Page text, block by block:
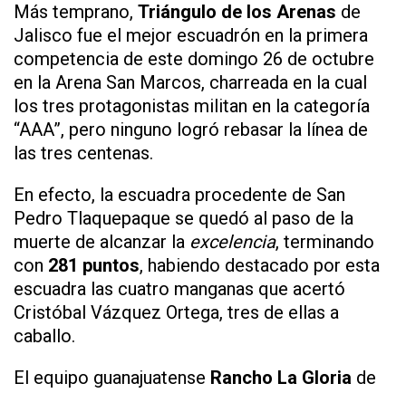
Más temprano, Triángulo de los Arenas de
Jalisco fue el mejor escuadrón en la primera
competencia de este domingo 26 de octubre
en la Arena San Marcos, charreada en la cual
los tres protagonistas militan en la categoría
“AAA”, pero ninguno logró rebasar la línea de
las tres centenas.
En efecto, la escuadra procedente de San
Pedro Tlaquepaque se quedó al paso de la
muerte de alcanzar la excelencia, terminando
con 281 puntos, habiendo destacado por esta
escuadra las cuatro manganas que acertó
Cristóbal Vázquez Ortega, tres de ellas a
caballo.
El equipo guanajuatense Rancho La Gloria de